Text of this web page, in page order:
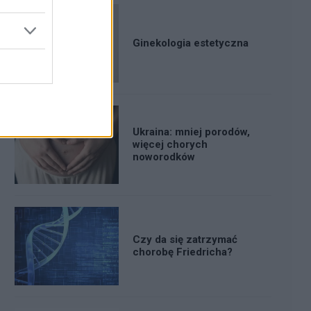
Ginekologia estetyczna
Ukraina: mniej porodów,
więcej chorych
noworodków
Czy da się zatrzymać
chorobę Friedricha?